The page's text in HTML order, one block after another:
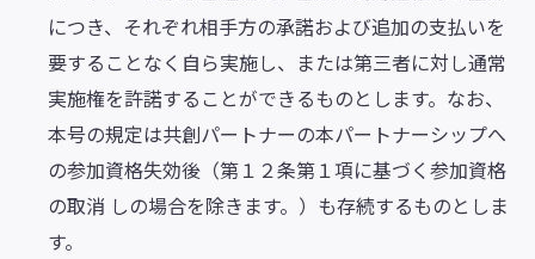
につき、それぞれ相手方の承諾および追加の支払いを
要することなく自ら実施し、または第三者に対し通常
実施権を許諾することができるものとします。なお、
本号の規定は共創パートナーの本パートナーシップへ
の参加資格失効後（第１２条第１項に基づく参加資格
の取消 しの場合を除きます。）も存続するものとしま
す。